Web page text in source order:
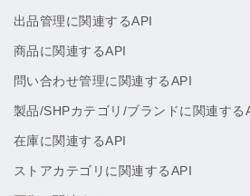
出品管理に関連するAPI
商品に関連するAPI
問い合わせ管理に関連するAPI
製品/SHPカテゴリ/ブランドに関連する
在庫に関連するAPI
ストアカテゴリに関連するAPI